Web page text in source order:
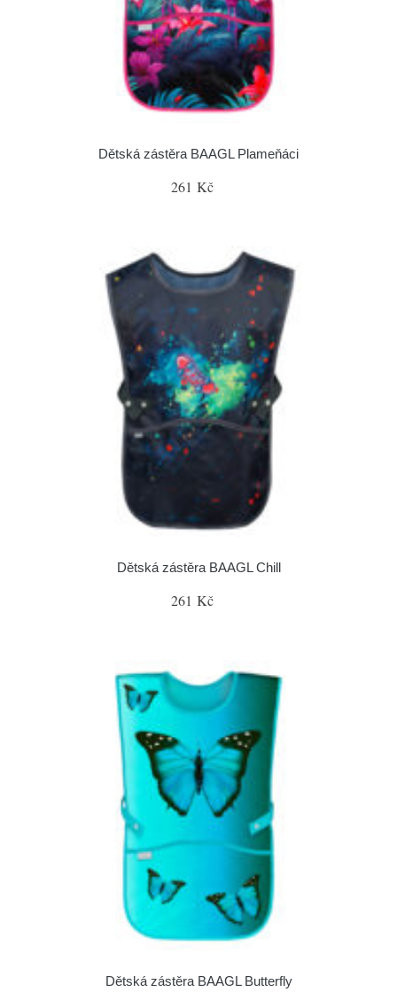
Dětská zástěra BAAGL Plameňáci
261 Kč
Dětská zástěra BAAGL Chill
261 Kč
Dětská zástěra BAAGL Butterfly